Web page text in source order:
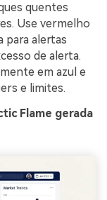
quentes
Use vermelho
para alertas
de alerta.
em azul e
e limites.
Flame gerada